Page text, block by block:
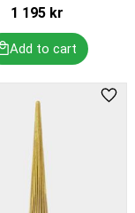
1 195kr
Add